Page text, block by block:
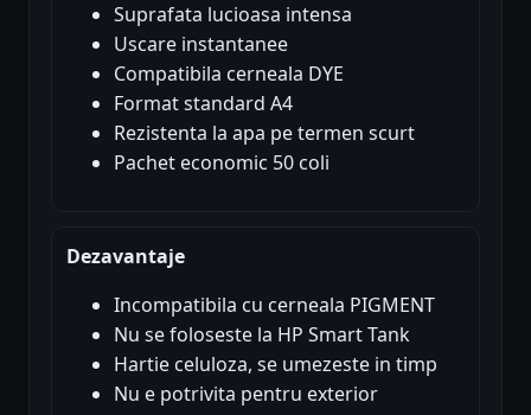
Suprafata lucioasa intensa
Uscare instantanee
Compatibila cerneala DYE
Format standard A4
Rezistenta la apa pe termen scurt
Pachet economic 50 coli
Dezavantaje
Incompatibila cu cerneala PIGMENT
Nu se foloseste la HP Smart Tank
Hartie celuloza, se umezeste in timp
Nu e potrivita pentru exterior